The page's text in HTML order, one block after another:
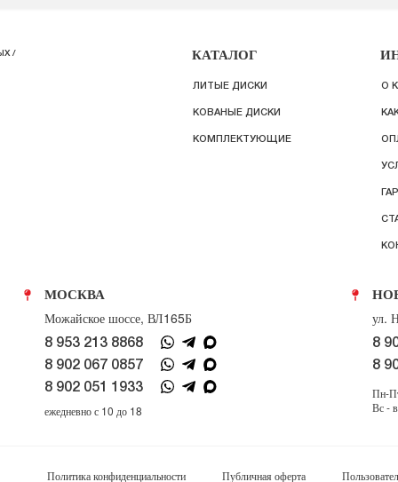
/
КАТАЛОГ
ЛИТЫЕ ДИСКИ
КОВАНЫЕ ДИСКИ
КОМПЛЕКТУЮЩИЕ
О
МОСКВА
Можайское шоссе, ВЛ165Б
8 953 213 8868
8 902 067 0857
8 902 051 1933
ежедневно с 10 до 18
ул.
8
8
Пн-
Вс -
Политика конфиденциальности Публичная оферта